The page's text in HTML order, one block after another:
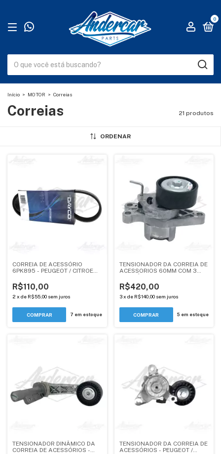
0
Início > MOTOR > Correias
Correias 21 produtos
ORDENAR
CORREIA DE ACESSÓRIO
6PK895 - PEUGEOT / CITROEN /
R$110,00
2 x de R$55,00 sem juros
7 em estoque
TENSIONADOR DA CORREIA DE
ACESSORIOS 60MM COM 3
R$420,00
3 x de R$140,00 sem juros
5 em estoque
TENSIONADOR DINÂMICO DA
CORREIA DE ACESSÓRIOS -
TENSIONADOR DA CORREIA DE
ACESSÓRIOS - PEUGEOT /